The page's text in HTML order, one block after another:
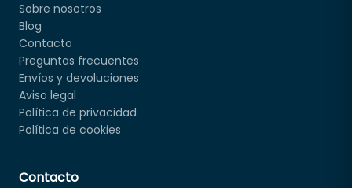
Sobre nosotros
Blog
Contacto
Preguntas frecuentes
Envíos y devoluciones
Aviso legal
Política de privacidad
Política de cookies
Contacto